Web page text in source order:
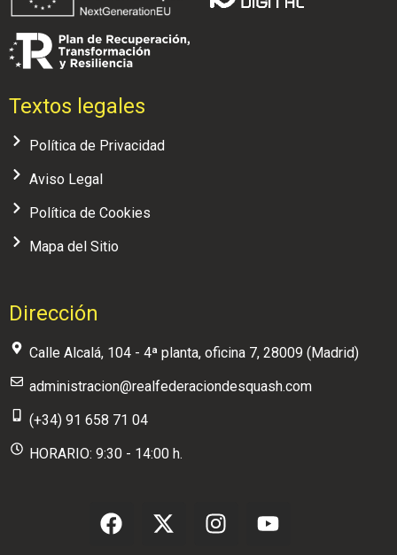
Textos legales
Política de Privacidad
Aviso Legal
Política de Cookies
Mapa del Sitio
Dirección
Calle Alcalá, 104 - 4ª planta, oficina 7, 28009 (Madrid)
administracion@realfederaciondesquash.com
(+34) 91 658 71 04
HORARIO: 9:30 - 14:00 h.